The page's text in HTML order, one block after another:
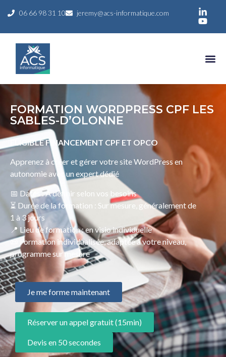
06 66 98 31 10 jeremy@acs-informatique.com
FORMATION WORDPRESS CPF LES
SABLES-D’OLONNE
ELIGIBLE FINANCEMENT CPF ET OPCO
Apprenez à créer et gérer votre site WordPress en
autonomie avec un expert dédié
📅 Dates : À définir selon vos besoins
⏳ Durée de la formation : Sur mesure, généralement de
1 à 3 jours
📍 Lieu de formation : en visio individuelle
📜 Formation individualisée, adaptée à votre niveau,
programme sur mesure
Je me forme maintenant
Réserver un appel gratuit (15min)
Devis en 50 secondes